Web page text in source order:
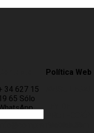
34 627 15
65 Sólo
Política Web